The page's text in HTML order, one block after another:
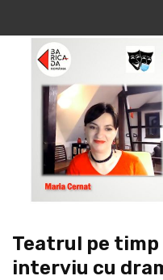
Teatrul pe timp
interviu cu